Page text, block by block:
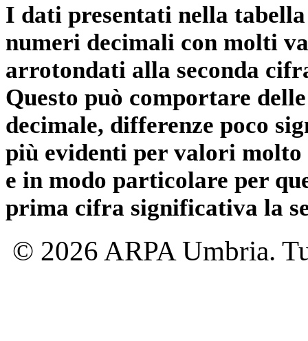
I dati presentati nella
numeri decimali con molti
arrotondati alla seconda
Questo può comportare
decimale, differenze poco
più evidenti per valori
e in modo particolare per
prima cifra significativa la
© 2026 ARPA Umbria.